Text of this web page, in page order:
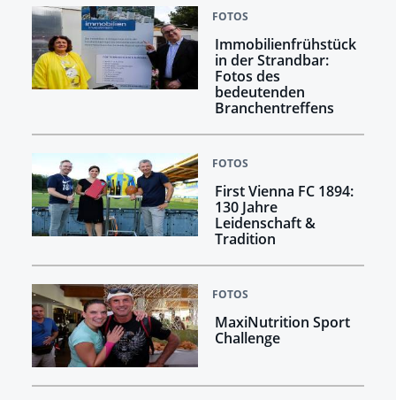
FOTOS
Immobilienfrühstück
in der Strandbar:
Fotos des
bedeutenden
Branchentreffens
FOTOS
First Vienna FC 1894:
130 Jahre
Leidenschaft &
Tradition
FOTOS
MaxiNutrition Sport
Challenge